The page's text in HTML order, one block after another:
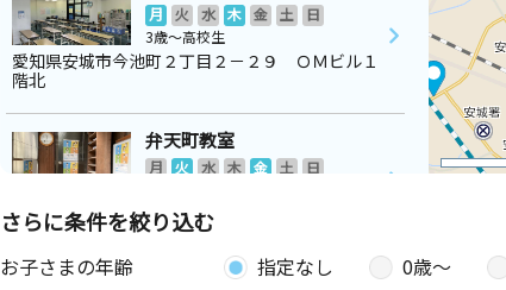
月 火 水 木 金 土
日
3歳～高校生
愛知県安城市今池町２丁目２－２９ ＯＭビル１
階北
弁天町教室
月 火 水 木 金 土
日
愛知県安城市弁天町５－１４
今本町教室
さらに条件を絞り込む
お子さまの年齢 指定なし 0歳〜